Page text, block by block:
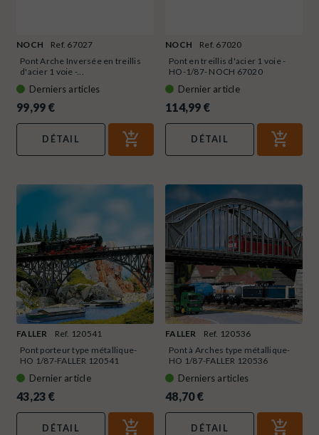
NOCH
Ref. 67027
Pont Arche Inversée en treillis
d'acier 1 voie -...
Derniers articles
99,99 €
DÉTAIL
NOCH
Ref. 67020
Pont en treillis d'acier 1 voie -
HO-1/87- NOCH 67020
Dernier article
114,99 €
DÉTAIL
FALLER
Ref. 120541
Pont porteur type métallique-
HO 1/87-FALLER 120541
Dernier article
43,23 €
DÉTAIL
FALLER
Ref. 120536
Pont à Arches type métallique-
HO 1/87-FALLER 120536
Derniers articles
48,70 €
DÉTAIL